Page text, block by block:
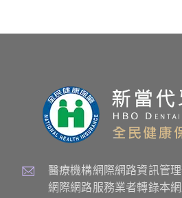
醫療機構網際網路資訊管
網際網路服務業者轉錄本